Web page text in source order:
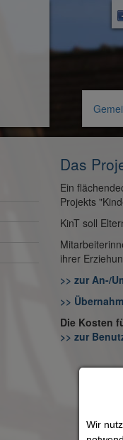
Das
Ein
Projekts
KinT soll
ihrer
>> zur An-/
>>
Die Kosten
>> zur
Wir